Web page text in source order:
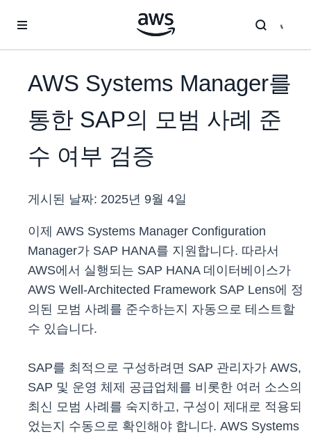
AWS Systems Manager를
통한 SAP의 모범 사례 준
수 여부 검증
게시된 날짜: 2025년 9월 4일
이제 AWS Systems Manager Configuration
Manager가 SAP HANA를 지원합니다. 따라서
AWS에서 실행되는 SAP HANA 데이터베이스가
AWS Well-Architected Framework SAP Lens에 정
의된 모범 사례를 준수하는지 자동으로 테스트할
수 있습니다.
SAP를 최적으로 구성하려면 SAP 관리자가 AWS,
SAP 및 운영 체제 공급업체를 비롯한 여러 소스의
최신 모범 사례를 숙지하고, 구성이 제대로 적용되
었는지 수동으로 확인해야 합니다. AWS Systems